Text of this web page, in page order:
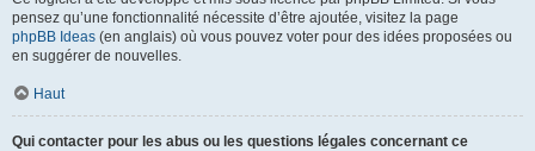
pensez qu’une fonctionnalité nécessite d’être ajoutée, visitez la page
phpBB Ideas (en anglais) où vous pouvez voter pour des idées proposées ou
en suggérer de nouvelles.
Haut
Qui contacter pour les abus ou les questions légales concernant ce